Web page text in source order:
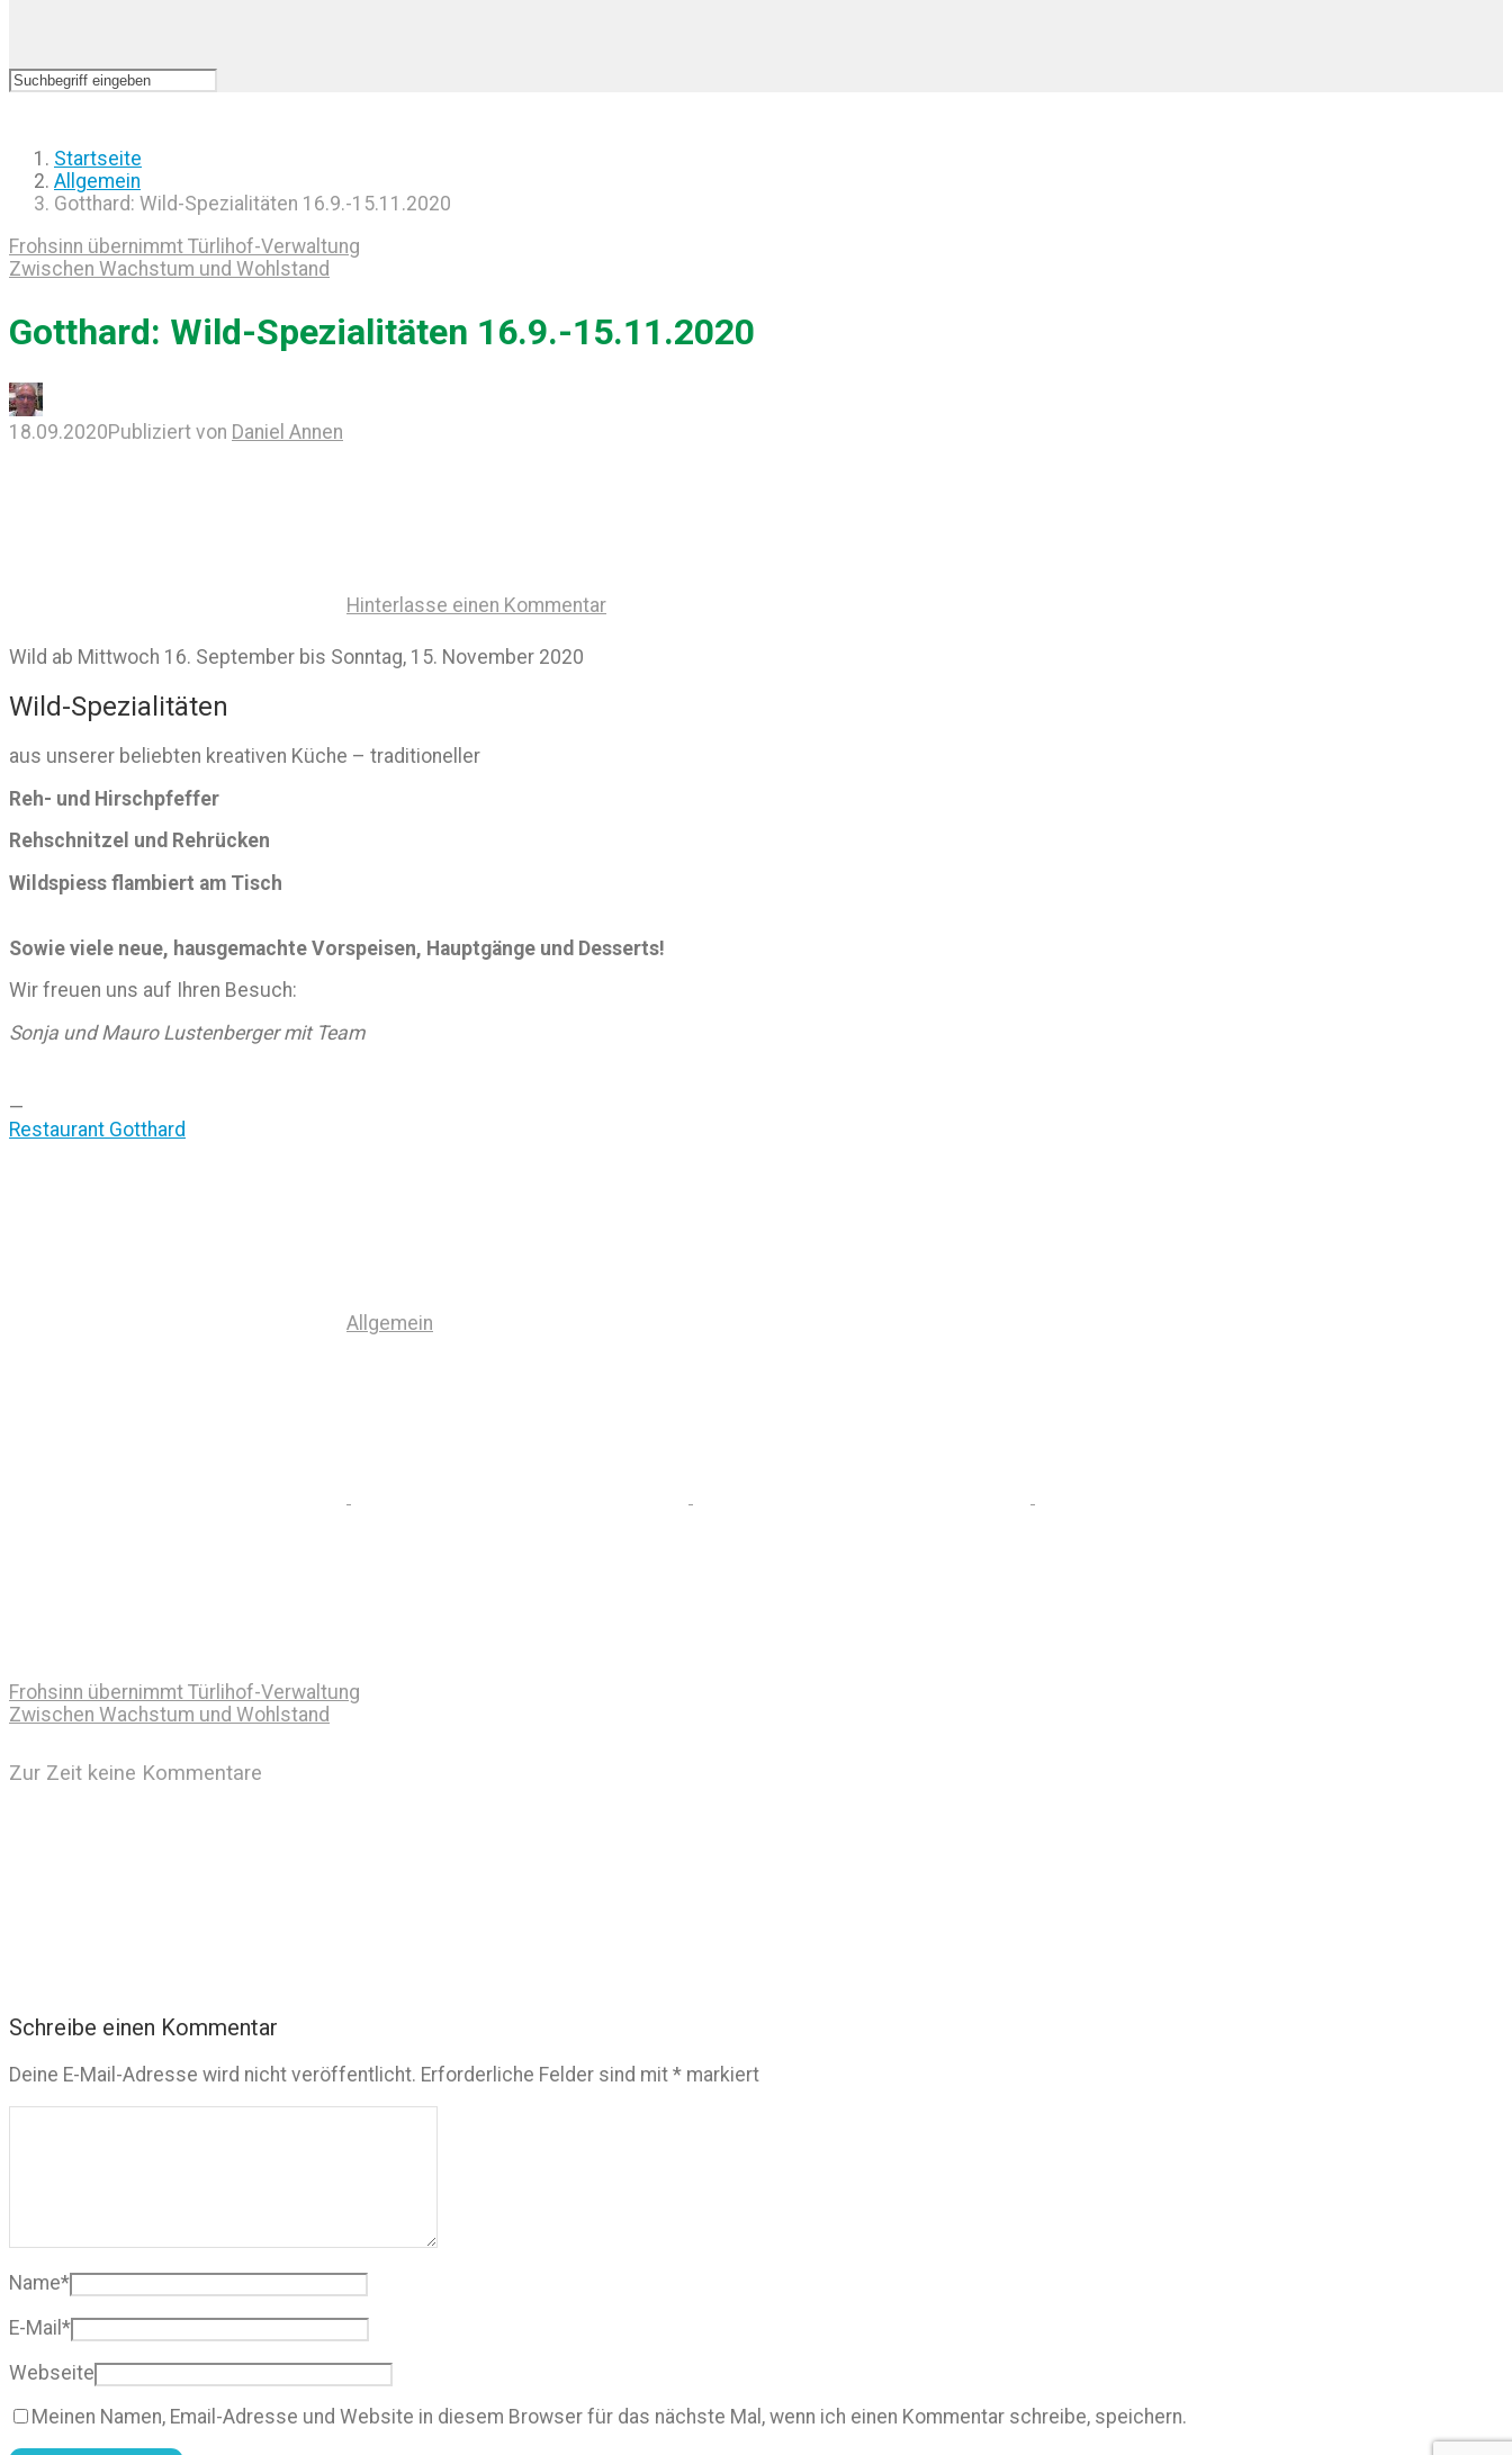
Startseite
Allgemein
Gotthard: Wild-Spezialitäten 16.9.-15.11.2020
Frohsinn übernimmt Türlihof-Verwaltung
Zwischen Wachstum und Wohlstand
Gotthard: Wild-Spezialitäten 16.9.-15.11.2020
18.09.2020Publiziert von Daniel Annen
Hinterlasse einen Kommentar
Wild ab Mittwoch 16. September bis Sonntag, 15. November 2020
Wild-Spezialitäten
aus unserer beliebten kreativen Küche – traditioneller
Reh- und Hirschpfeffer
Rehschnitzel und Rehrücken
Wildspiess flambiert am Tisch
Sowie viele neue, hausgemachte Vorspeisen, Hauptgänge und Desserts!
Wir freuen uns auf Ihren Besuch:
Sonja und Mauro Lustenberger mit Team
—
Restaurant Gotthard
Allgemein
Frohsinn übernimmt Türlihof-Verwaltung
Zwischen Wachstum und Wohlstand
Zur Zeit keine Kommentare
Schreibe einen Kommentar
Deine E-Mail-Adresse wird nicht veröffentlicht. Erforderliche Felder sind mit * markiert
Name*
E-Mail *
Webseite
Meinen Namen, Email-Adresse und Website in diesem Browser für das nächste Mal, wenn ich einen Kommentar schreibe, speichern.